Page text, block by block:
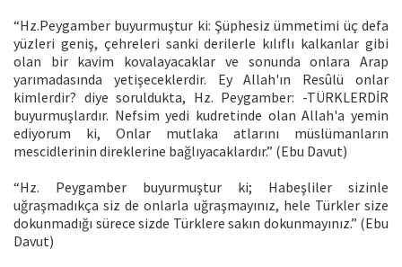
“Hz.Peygamber buyurmuştur ki: Şüphesiz ümmetimi üç defa
yüzleri geniş, çehreleri sanki derilerle kılıflı kalkanlar gibi
olan bir kavim kovalayacaklar ve sonunda onlara Arap
yarımadasında yetişeceklerdir. Ey Allah'ın Resûlü onlar
kimlerdir? diye soruldukta, Hz. Peygamber: -TÜRKLERDİR
buyurmuşlardır. Nefsim yedi kudretinde olan Allah'a yemin
ediyorum ki, Onlar mutlaka atlarını müslümanların
mescidlerinin direklerine bağlıyacaklardır.” (Ebu Davut)
“Hz. Peygamber buyurmuştur ki; Habeşliler sizinle
uğraşmadıkça siz de onlarla uğraşmayınız, hele Türkler size
dokunmadığı sürece sizde Türklere sakın dokunmayınız.” (Ebu
Davut)